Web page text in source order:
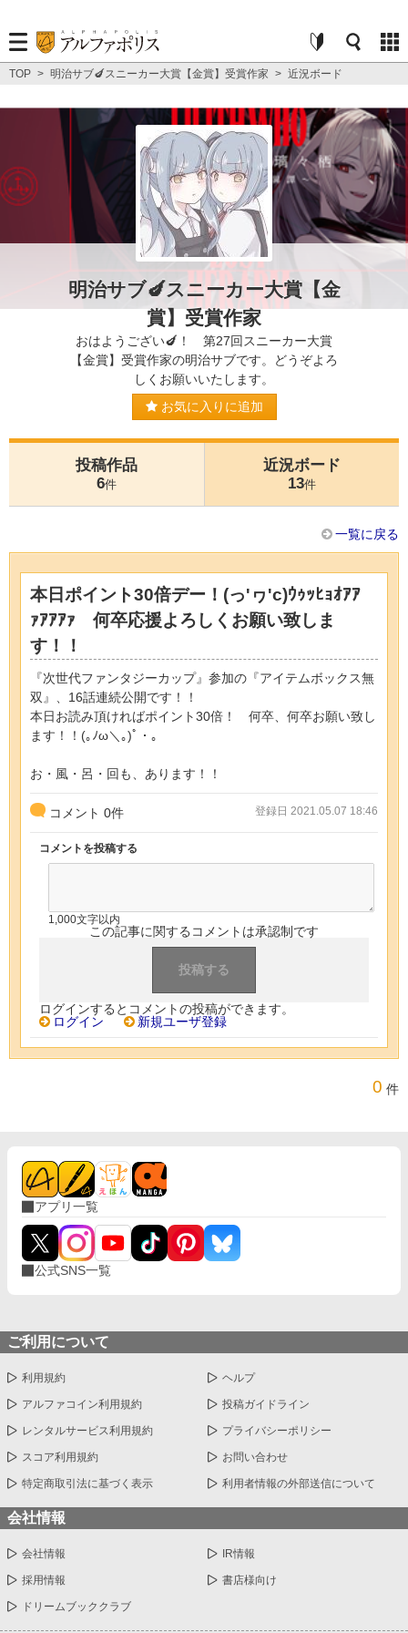
TOP > 明治サブ🍆スニーカー大賞【金賞】受賞作家 > 近況ボード
明治サブ🍆スニーカー大賞【金
賞】受賞作家
おはようござい🍆！ 第27回スニーカー大賞
【金賞】受賞作家の明治サブです。どうぞよろ
しくお願いいたします。
お気に入りに追加
投稿作品
6件
近況ボード
13件
一覧に戻る
本日ポイント30倍デー！(っ'ヮ'c)ｳｩｯﾋｮｵｱｱ
ｧｱｱｱｧ 何卒応援よろしくお願い致しま
す！！
『次世代ファンタジーカップ』参加の『アイテムボックス無
双』、16話連続公開です！！
本日お読み頂ければポイント30倍！ 何卒、何卒お願い致し
ます！！(｡ﾉω＼｡)ﾟ・｡
お・風・呂・回も、あります！！
コメント 0件 登録日 2021.05.07 18:46
コメントを投稿する
1,000文字以内
この記事に関するコメントは承認制です
ログインするとコメントの投稿ができます。
ログイン
新規ユーザ登録
0 件
アプリ一覧
公式SNS一覧
ご利用について
利用規約 ヘルプ
アルファコイン利用規約 投稿ガイドライン
レンタルサービス利用規約 プライバシーポリシー
スコア利用規約 お問い合わせ
特定商取引法に基づく表示 利用者情報の外部送信について
会社情報
会社情報 IR情報
採用情報 書店様向け
ドリームブッククラブ